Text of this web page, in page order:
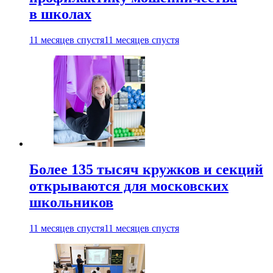
в школах
11 месяцев спустя11 месяцев спустя
Более 135 тысяч кружков и секций
открываются для московских
школьников
11 месяцев спустя11 месяцев спустя